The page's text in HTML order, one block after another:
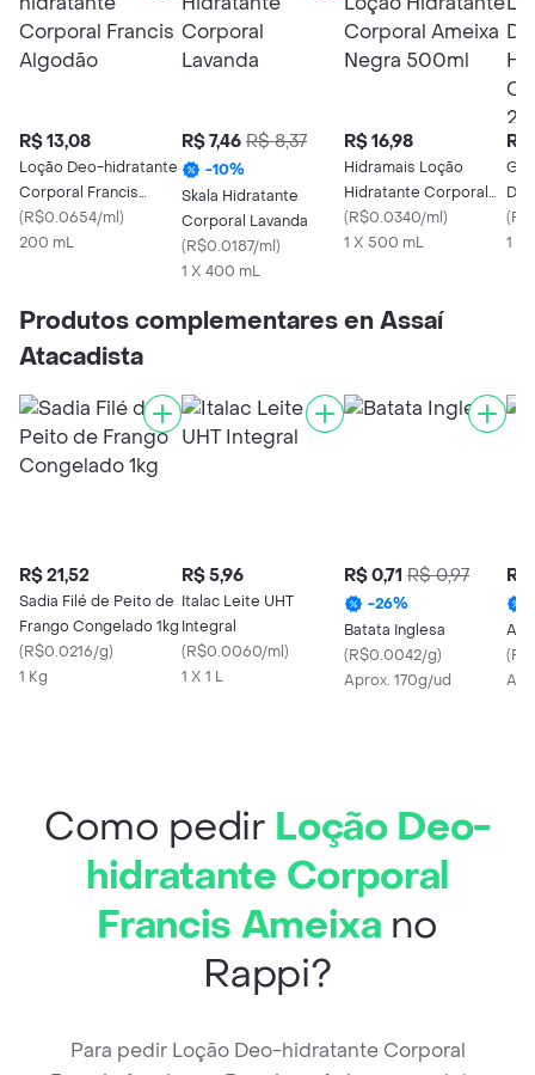
R$ 13,08
Loção Deo-hidratante
Corporal Francis
Algodão
(R$0.0654/ml)
200 mL
R$ 7,46 R$ 8,37
-10%
Skala Hidratante
Corporal Lavanda
(R$0.0187/ml)
1 X 400 mL
R$ 16,98
Hidramais Loção
Hidratante Corporal
Ameixa Negra 500ml
(R$0.0340/ml)
1 X 500 mL
R$
(
1 X
Produtos complementares en Assaí
Atacadista
R$ 21,52
Sadia Filé de Peito de
Frango Congelado 1kg
(R$0.0216/g)
1 Kg
R$ 5,96
Italac Leite UHT
Integral
(R$0.0060/ml)
1 X 1 L
R$ 0,71 R$ 0,97
-26%
Batata Inglesa
(R$0.0042/g)
Aprox. 170g/ud
R$
(
Como pedir Loção Deo-
hidratante Corporal
Francis Ameixa no
Rappi?
Para pedir Loção Deo-hidratante Corporal